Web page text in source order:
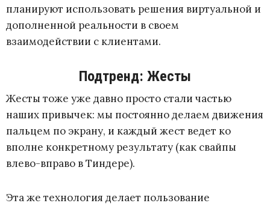
планируют использовать решения виртуальной и
дополненной реальности в своем
взаимодействии с клиентами.
Подтренд: Жесты
Жесты тоже уже давно просто стали частью
наших привычек: мы постоянно делаем движения
пальцем по экрану, и каждый жест ведет ко
вполне конкретному результату (как свайпы
влево-вправо в Тиндере).
Эта же технология делает пользование